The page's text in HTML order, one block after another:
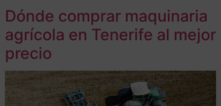
Dónde comprar maquinaria
agrícola en Tenerife al mejor
precio